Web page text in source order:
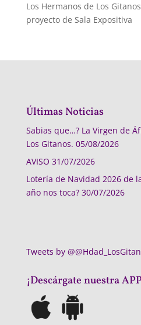
Los Hermanos de Los
proyecto de Sala Expositiva
Últimas Noticias
Sabias que…? La Virgen de
Los Gitanos. 05/08/2026
AVISO 31/07/2026
Lotería de Navidad 2026 de
año nos toca? 30/07/2026
Tweets by
¡Descárgate nuestra